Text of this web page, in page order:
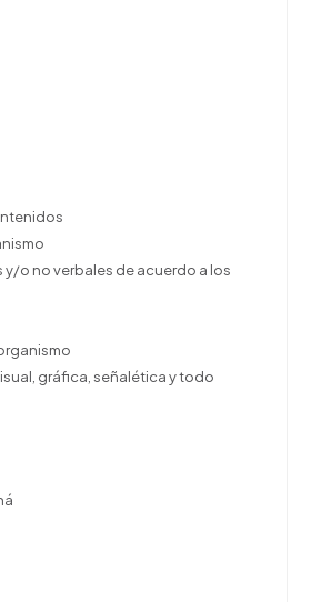
o no verbales de acuerdo a los
gráfica, señalética y todo